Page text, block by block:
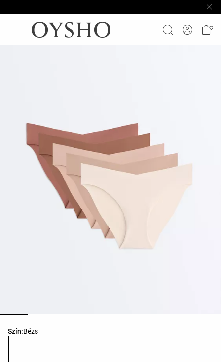
Szín:Bézs
Termékszínek listája